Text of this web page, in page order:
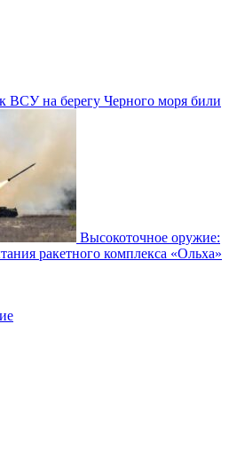
ВСУ на берегу Черного моря били
Высокоточное оружие:
ракетного комплекса «Ольха»